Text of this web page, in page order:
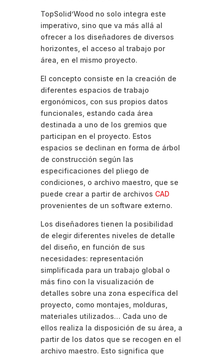
TopSolid’Wood no solo integra este
imperativo, sino que va más allá al
ofrecer a los diseñadores de diversos
horizontes, el acceso al trabajo por
área, en el mismo proyecto.
El concepto consiste en la creación de
diferentes espacios de trabajo
ergonómicos, con sus propios datos
funcionales, estando cada área
destinada a uno de los gremios que
participan en el proyecto. Estos
espacios se declinan en forma de árbol
de construcción según las
especificaciones del pliego de
condiciones, o archivo maestro, que se
puede crear a partir de archivos CAD
provenientes de un software externo.
Los diseñadores tienen la posibilidad
de elegir diferentes niveles de detalle
del diseño, en función de sus
necesidades: representación
simplificada para un trabajo global o
más fino con la visualización de
detalles sobre una zona específica del
proyecto, como montajes, molduras,
materiales utilizados… Cada uno de
ellos realiza la disposición de su área, a
partir de los datos que se recogen en el
archivo maestro. Esto significa que